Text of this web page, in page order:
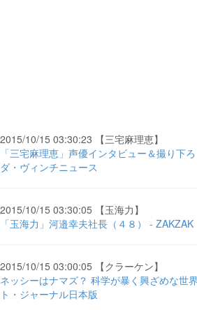
2015/10/15 03:30:23 【三宅麻理恵】
「三宅麻理恵」声優インタビュー＆撮り下
ダ・ヴィンチニュース
2015/10/15 03:30:05 【玉海力】
「玉海力」河邉幸夫社長（４８） - ZAKZAK
2015/10/15 03:00:05 【クラーケン】
ネッシーはナマズ？ 科学が暴く興ざめな世
ト・ジャーナル日本版